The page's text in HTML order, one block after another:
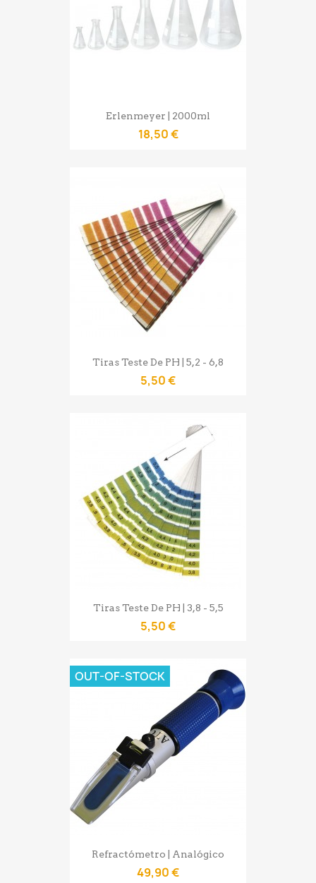
Erlenmeyer | 2000ml
18,50 €
Tiras Teste De PH | 5,2 - 6,8
5,50 €
Tiras Teste De PH | 3,8 - 5,5
5,50 €
Refractómetro | Analógico
49,90 €
OUT-OF-STOCK